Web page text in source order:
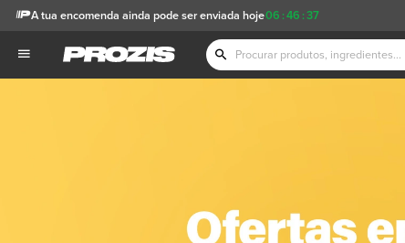
06 :46 :35
A tua encomenda ainda pode ser enviada hoje